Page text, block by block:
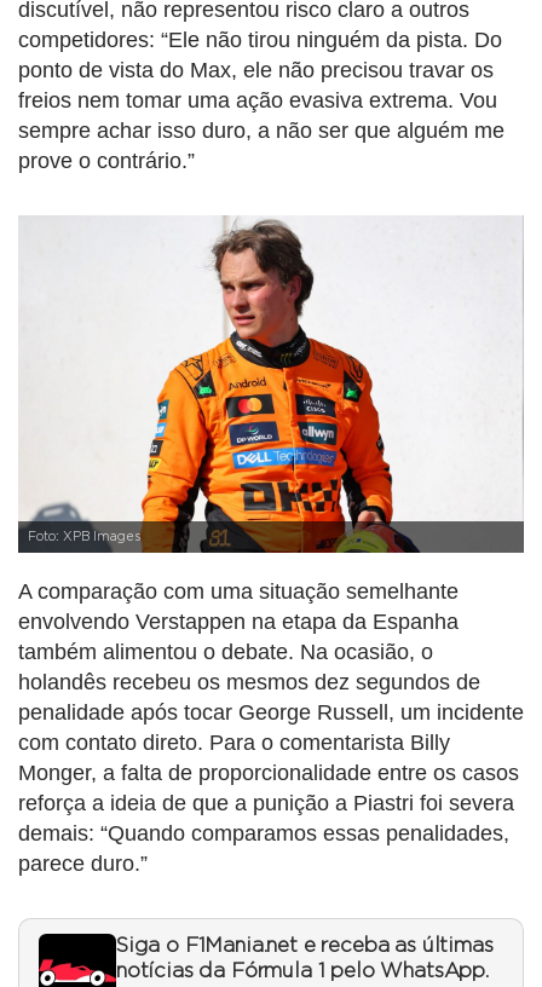
discutível, não representou risco claro a outros
competidores: “Ele não tirou ninguém da pista. Do
ponto de vista do Max, ele não precisou travar os
freios nem tomar uma ação evasiva extrema. Vou
sempre achar isso duro, a não ser que alguém me
prove o contrário.”
Foto: XPB Images
A comparação com uma situação semelhante
envolvendo Verstappen na etapa da Espanha
também alimentou o debate. Na ocasião, o
holandês recebeu os mesmos dez segundos de
penalidade após tocar George Russell, um incidente
com contato direto. Para o comentarista Billy
Monger, a falta de proporcionalidade entre os casos
reforça a ideia de que a punição a Piastri foi severa
demais: “Quando comparamos essas penalidades,
parece duro.”
Siga o F1Mania.net e receba as últimas
notícias da Fórmula 1 pelo WhatsApp.